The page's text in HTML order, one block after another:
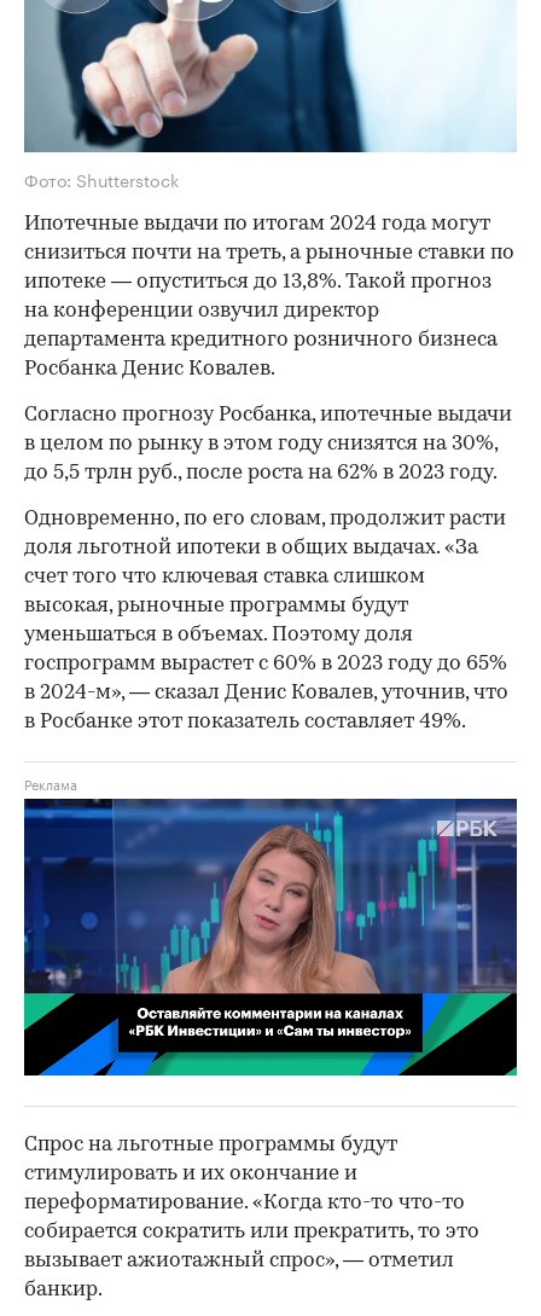
Фото: Shutterstock
Ипотечные выдачи по итогам 2024 года могут
снизиться почти на треть, а рыночные ставки по
ипотеке — опуститься до 13,8%. Такой прогноз
на конференции озвучил директор
департамента кредитного розничного бизнеса
Росбанка Денис Ковалев.
Согласно прогнозу Росбанка, ипотечные выдачи
в целом по рынку в этом году снизятся на 30%,
до 5,5 трлн руб., после роста на 62% в 2023 году.
Одновременно, по его словам, продолжит расти
доля льготной ипотеки в общих выдачах. «За
счет того что ключевая ставка слишком
высокая, рыночные программы будут
уменьшаться в объемах. Поэтому доля
госпрограмм вырастет с 60% в 2023 году до 65%
в 2024-м», — сказал Денис Ковалев, уточнив, что
в Росбанке этот показатель составляет 49%.
Спрос на льготные программы будут
стимулировать и их окончание и
переформатирование. «Когда кто-то что-то
собирается сократить или прекратить, то это
вызывает ажиотажный спрос», — отметил
банкир.